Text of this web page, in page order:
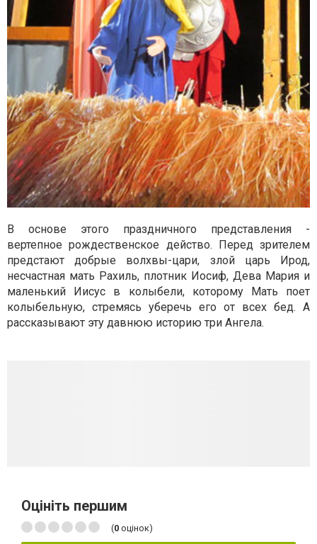
В основе этого праздничного представления -
вертепное рождественское действо. Перед зрителем
предстают добрые волхвы-цари, злой царь Ирод,
несчастная мать Рахиль, плотник Иосиф, Дева Мария и
маленький Иисус в колыбели, которому Мать поет
колыбельную, стремясь уберечь его от всех бед. А
рассказывают эту давнюю историю три Ангела.
Оцініть першим
(0 оцінок)